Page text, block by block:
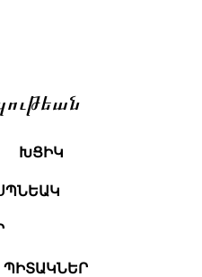
ԽՑԻԿ
ՊԻՏԱԿՆԵՐ